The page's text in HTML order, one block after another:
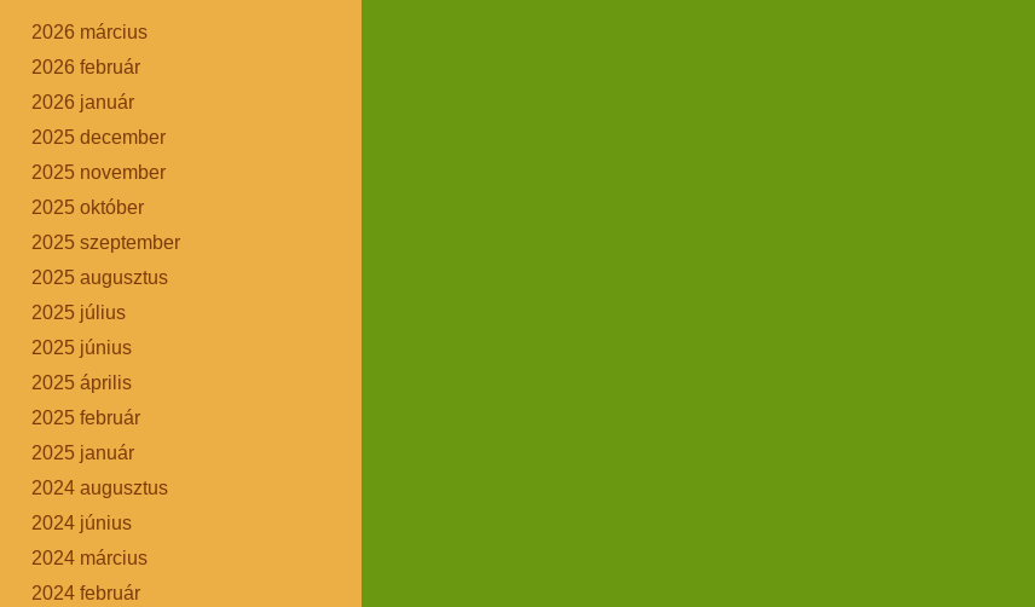
2026 március
2026 február
2026 január
2025 december
2025 november
2025 október
2025 szeptember
2025 augusztus
2025 július
2025 június
2025 április
2025 február
2025 január
2024 augusztus
2024 június
2024 március
2024 február